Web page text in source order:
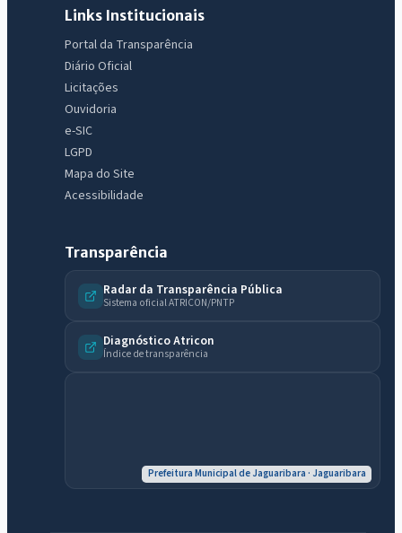
Links Institucionais
Portal da Transparência
Diário Oficial
Licitações
Ouvidoria
e-SIC
LGPD
Mapa do Site
Acessibilidade
Transparência
Radar da Transparência Pública
Sistema oficial ATRICON/PNTP
Diagnóstico Atricon
Índice de transparência
Prefeitura Municipal de Jaguaribara · Jaguaribara
IntGest AI
Assistente do Portal